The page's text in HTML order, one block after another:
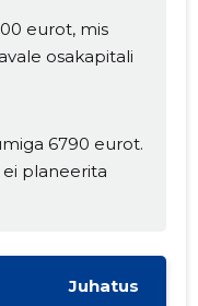
eurot, mis
osakapitali
6790 eurot.
ei planeerita
Juhatus